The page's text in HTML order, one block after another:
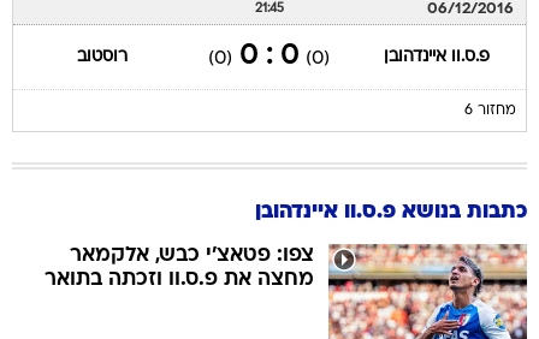
06/12/2016
21:45
פ.ס.וו איינדהובן (0)
0 : 0
(0) רוסטוב
מחזור 6
כתבות בנושא פ.ס.וו איינדהובן
צפו: פטאצ'י כבש, אלקמאר
מחצה את פ.ס.וו וזכתה בתואר